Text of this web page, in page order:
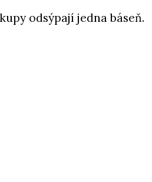
odsýpají jedna báseň.